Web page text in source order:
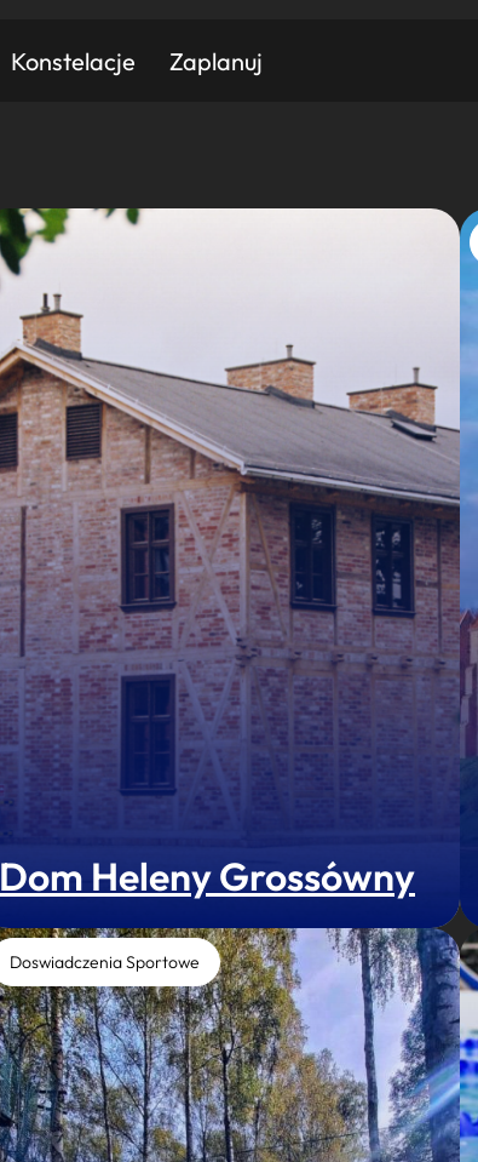
Konstelacje Zaplanuj
Miasto
Dom Heleny Grossówny
Doswiadczenia Sportowe